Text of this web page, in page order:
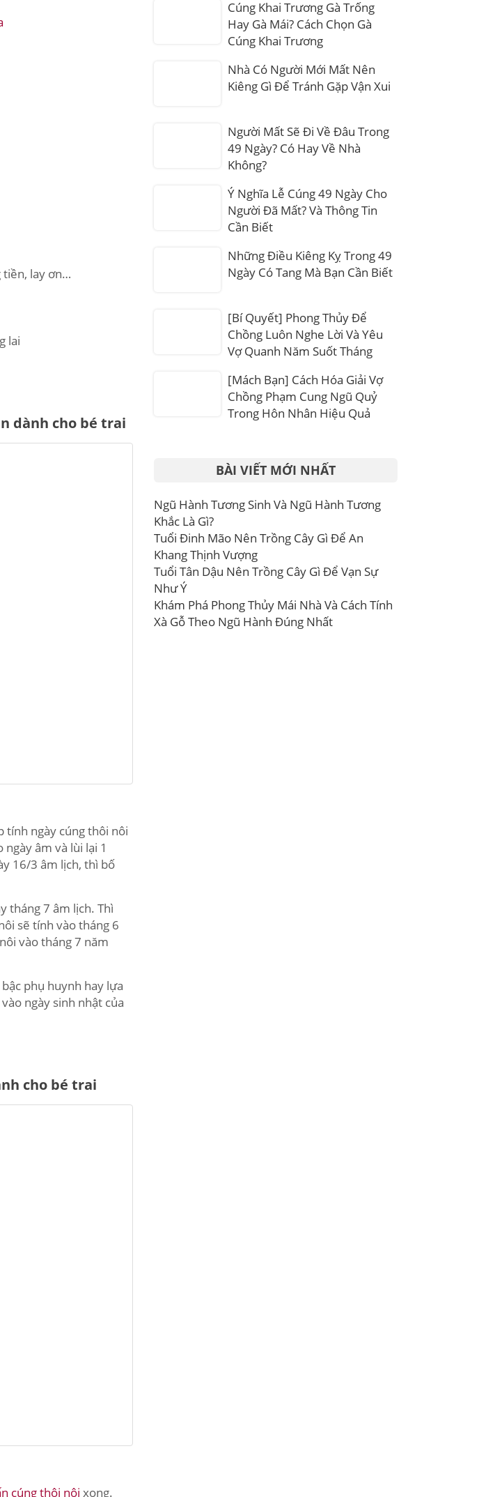
tiền, lay ơn…
lai
dành cho bé trai
tính ngày cúng thôi nôi
âm và lùi lại 1
16/3 âm lịch, thì bố
tháng 7 âm lịch. Thì
sẽ tính vào tháng 6
vào tháng 7 năm
phụ huynh hay lựa
ngày sinh nhật của
cho bé trai
cúng thôi nôi xong.
Cúng Khai Trương Gà Trống
Hay Gà Mái? Cách Chọn Gà
Cúng Khai Trương
Nhà Có Người Mới Mất Nên
Kiêng Gì Để Tránh Gặp Vận Xui
Người Mất Sẽ Đi Về Đâu Trong
49 Ngày? Có Hay Về Nhà
Không?
Ý Nghĩa Lễ Cúng 49 Ngày Cho
Người Đã Mất? Và Thông Tin
Cần Biết
Những Điều Kiêng Kỵ Trong 49
Ngày Có Tang Mà Bạn Cần Biết
[Bí Quyết] Phong Thủy Để
Chồng Luôn Nghe Lời Và Yêu
Vợ Quanh Năm Suốt Tháng
[Mách Bạn] Cách Hóa Giải Vợ
Chồng Phạm Cung Ngũ Quỷ
Trong Hôn Nhân Hiệu Quả
BÀI VIẾT MỚI NHẤT
Ngũ Hành Tương Sinh Và Ngũ Hành Tương
Khắc Là Gì?
Tuổi Đinh Mão Nên Trồng Cây Gì Để An
Khang Thịnh Vượng
Tuổi Tân Dậu Nên Trồng Cây Gì Để Vạn Sự
Như Ý
Khám Phá Phong Thủy Mái Nhà Và Cách Tính
Xà Gỗ Theo Ngũ Hành Đúng Nhất